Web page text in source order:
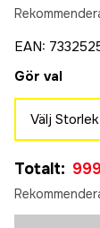
EAN:
Gör val
Välj Storlek
999 kr
Totalt: